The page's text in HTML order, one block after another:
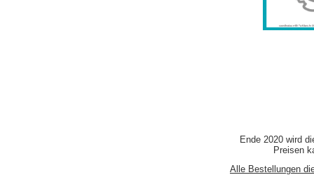
Ende 2020 wird
Preisen
Alle Bestellungen